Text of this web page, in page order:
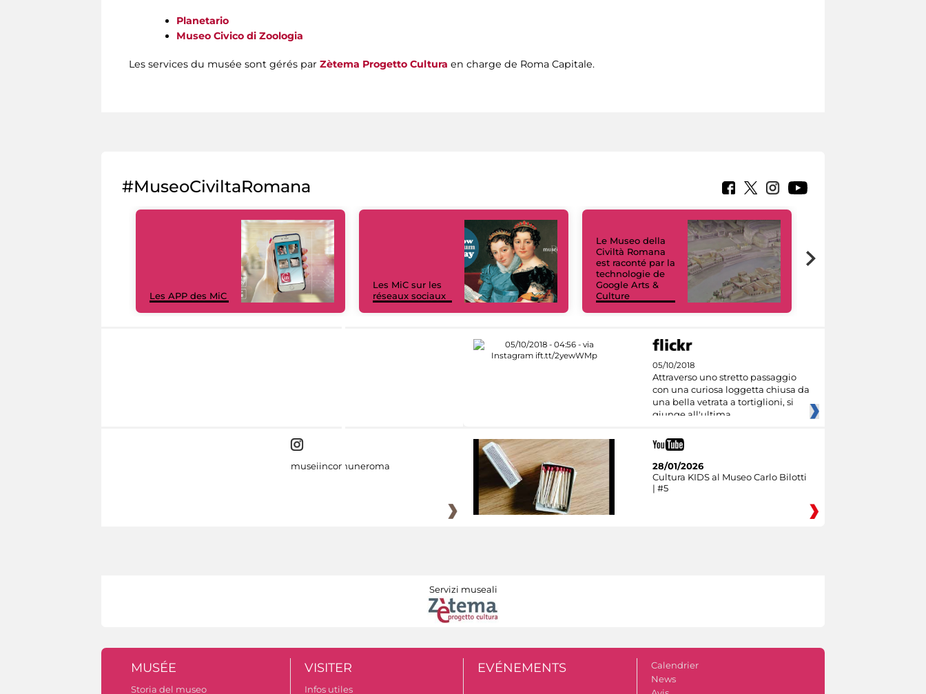
Planetario
Museo Civico di Zoologia
Les services du musée sont gérés par Zètema Progetto Cultura en charge de Roma Capitale.
#MuseoCiviltaRomana
Les APP des MiC
Les MiC sur les
réseaux sociaux
Le Museo della
Civiltà Romana
est raconté par la
technologie de
Google Arts &
Culture
05/10/2018
Attraverso uno stretto passaggio
con una curiosa loggetta chiusa da
una bella vetrata a tortiglioni, si
giunge all'ultima
museiincomuneroma
28/01/2026
Cultura KIDS al Museo Carlo Bilotti
| #5
Servizi museali
MUSÉE
Storia del museo
VISITER
Infos utiles
EVÉNEMENTS
Calendrier
News